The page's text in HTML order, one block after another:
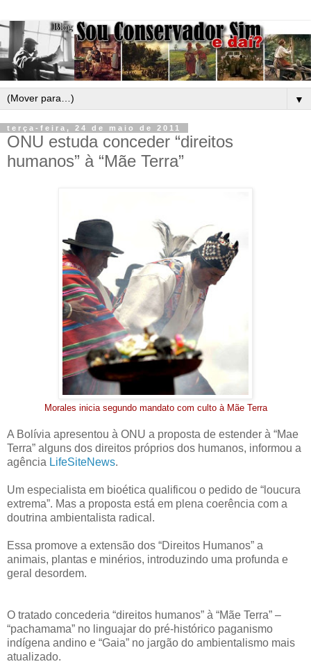
▼
terça-feira, 24 de maio de 2011
ONU estuda conceder “direitos
humanos” à “Mãe Terra”
Morales inicia segundo mandato com culto à Mãe Terra
A Bolívia apresentou à ONU a proposta de estender à “Mae
Terra” alguns dos direitos próprios dos humanos, informou a
agência LifeSiteNews.
Um especialista em bioética qualificou o pedido de “loucura
extrema”. Mas a proposta está em plena coerência com a
doutrina ambientalista radical.
Essa promove a extensão dos “Direitos Humanos” a
animais, plantas e minérios, introduzindo uma profunda e
geral desordem.
O tratado concederia “direitos humanos” à “Mãe Terra” ‒
“pachamama” no linguajar do pré-histórico paganismo
indígena andino e “Gaia” no jargão do ambientalismo mais
atualizado.